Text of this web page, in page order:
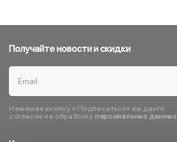
Получайте новости и скидки
Нажимая кнопку «Подписаться» вы даете
согласие на обработку персональных данных